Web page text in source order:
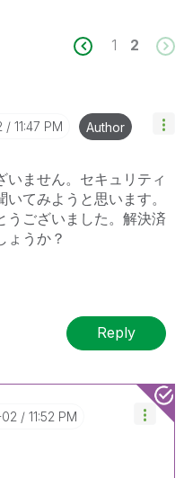
1 2
11:47 PM Author
いません。セキュリティ
てみようと思います。
うございました。解決済
ょうか？
Reply
11:52 PM